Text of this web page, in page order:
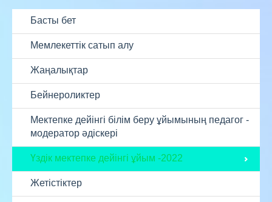
Басты бет
Мемлекеттік сатып алу
Жаңалықтар
Бейнероликтер
Мектепке дейінгі білім беру ұйымының педагог -
модератор әдіскері
Үздік мектепке дейінгі ұйым -2022
Жетістіктер